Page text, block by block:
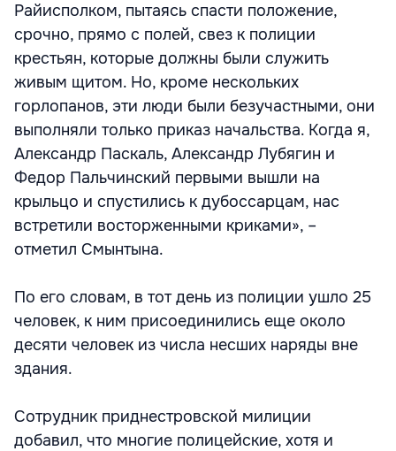
Райисполком, пытаясь спасти положение,
срочно, прямо с полей, свез к полиции
крестьян, которые должны были служить
живым щитом. Но, кроме нескольких
горлопанов, эти люди были безучастными, они
выполняли только приказ начальства. Когда я,
Александр Паскаль, Александр Лубягин и
Федор Пальчинский первыми вышли на
крыльцо и спустились к дубоссарцам, нас
встретили восторженными криками», –
отметил Смынтына.
По его словам, в тот день из полиции ушло 25
человек, к ним присоединились еще около
десяти человек из числа несших наряды вне
здания.
Сотрудник приднестровской милиции
добавил, что многие полицейские, хотя и